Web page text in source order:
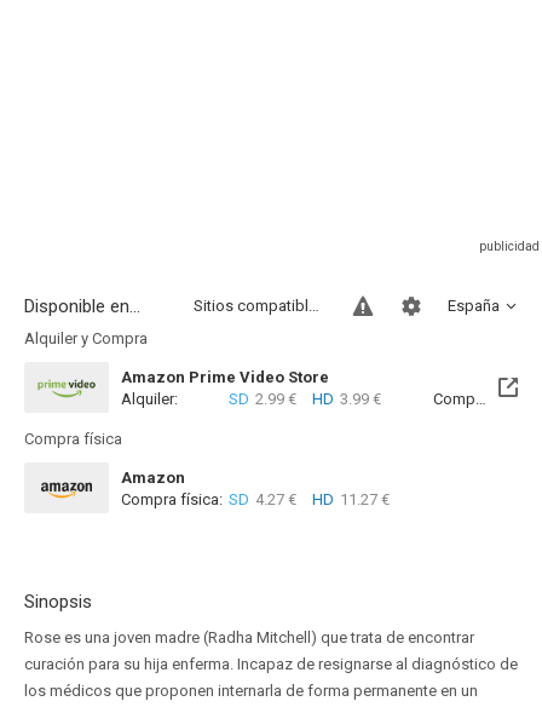
Disponible en... España
Sitios compatibles
Alquiler y Compra
Amazon Prime Video Store
Alquiler:
SD 2.99 € HD 3.99 € Compra: SD
Compra física
Amazon
Compra física: SD 4.27 € HD 11.27 €
Sinopsis
Rose es una joven madre (Radha Mitchell) que trata de encontrar
curación para su hija enferma. Incapaz de resignarse al diagnóstico de
los médicos que proponen internarla de forma permanente en un